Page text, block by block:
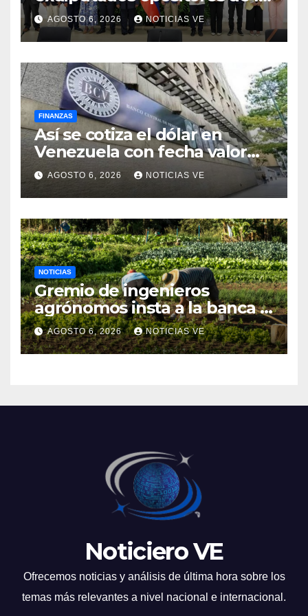
AN de 2015
AGOSTO 6, 2026 NOTICIAS VE
FINANZAS
Así se cotiza el dólar en
Venezuela con fecha valor
viernes 7 de agosto de 2026
AGOSTO 6, 2026 NOTICIAS VE
NOTICIAS
Gremio de ingenieros
agrónomos insta a la banca a
financiar la agricultura
familiar
AGOSTO 6, 2026 NOTICIAS VE
Noticiero VE
Ofrecemos noticias y análisis de última hora sobre los
temas más relevantes a nivel nacional e internacional.